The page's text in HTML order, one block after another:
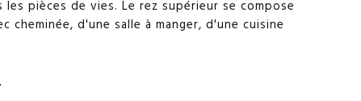
pièces de vies. Le rez supérieur se compose
cheminée, d'une salle à manger, d'une cuisine